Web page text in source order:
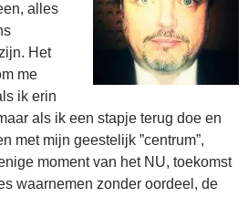
alles
Het
me
ik erin
als ik een stapje terug doe en
met mijn geestelijk ”centrum”,
moment van het NU, toekomst
waarnemen zonder oordeel, de